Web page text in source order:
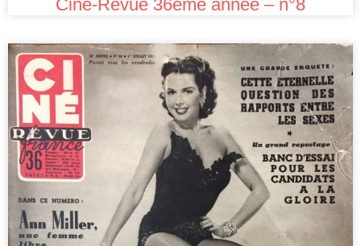
Ciné-Revue 36ème année – n°8